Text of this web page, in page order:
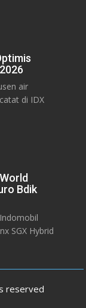
air
di IDX
Bdik
SGX Hybrid
reserved